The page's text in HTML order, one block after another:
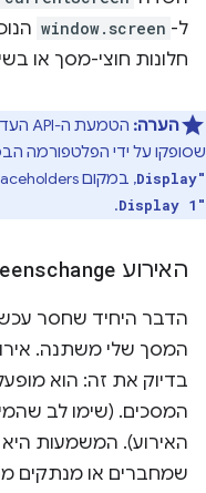
ל- window.screen
חלונות חוצי-מסך או
הערה:
שסופקו על ידי הפלטפורמה
Display", במקום placeholders פחות תיאוריים, כמו
Display 1"
.
האירוע
הדבר היחיד שחסר
המסך שלי משתנה.
בדיוק את זה: הוא
האירוע). המשמעות
שמחברים או מנתקים